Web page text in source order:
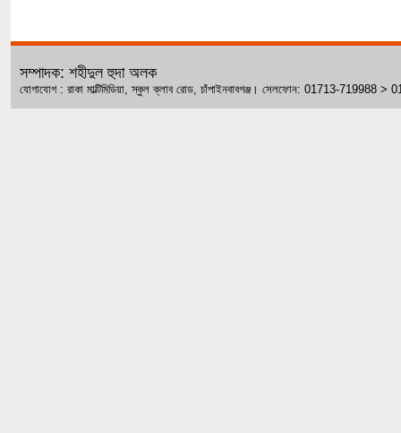
সম্পাদক: শহীদুল হুদা অলক
যোগাযোগ : রাকা মাল্টিমিডিয়া, স্কুল ক্লাব রোড, চাঁপাইনবাবগঞ্জ। সেলফোন: 01713-